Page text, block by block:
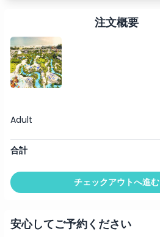
注文概要
Adult
合計
チェックアウトへ進む
安心してご予約ください